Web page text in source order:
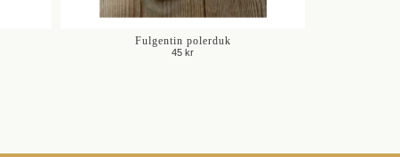
Fulgentin polerduk
45 kr